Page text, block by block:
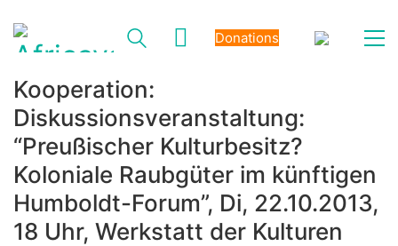
Donations
Kooperation:
Diskussionsveranstaltung:
“Preußischer Kulturbesitz?
Koloniale Raubgüter im künftigen
Humboldt-Forum”, Di, 22.10.2013,
18 Uhr, Werkstatt der Kulturen